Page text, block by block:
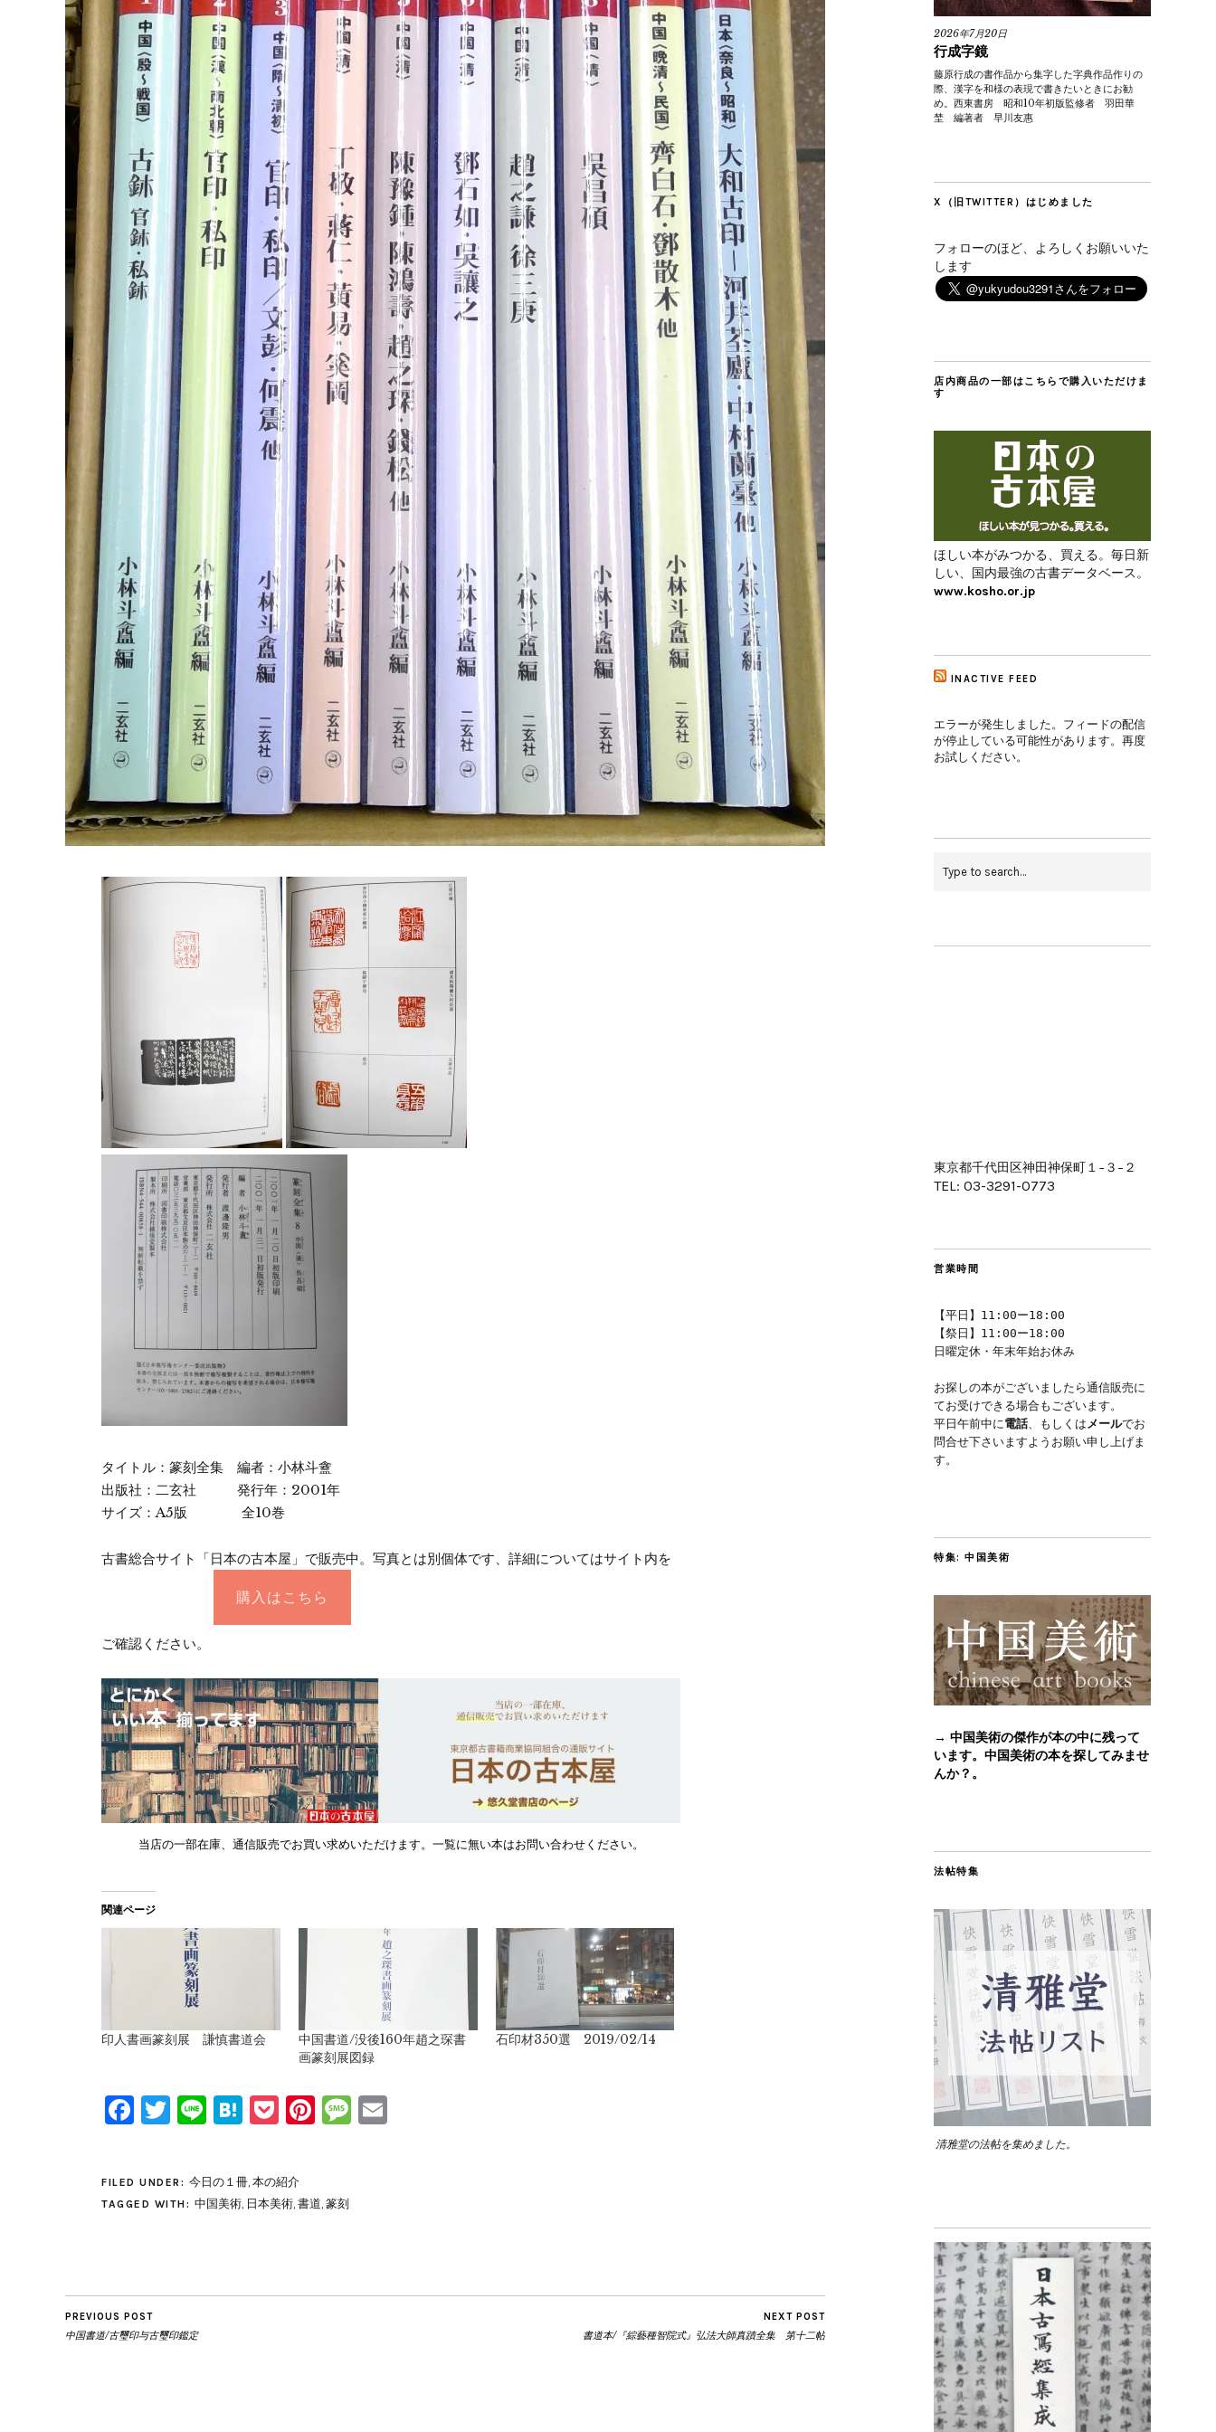
タイトル：篆刻全集 編者：小林斗盦
出版社：二玄社 発行年：2001年
サイズ：A5版 全10巻
古書総合サイト「日本の古本屋」で販売中。写真とは別個体です、詳細についてはサイト内を
ご確認ください。
購入はこちら
当店の一部在庫、通信販売でお買い求めいただけます。一覧に無い本はお問い合わせください。
関連ページ
印人書画篆刻展 謙慎書道会
中国書道/没後160年趙之琛書
画篆刻展図録
石印材350選 2019/02/14
Facebook
Twitter
LineHatena
Pocket
Pinterest
Message
FILED UNDER: 今日の１冊, 本の紹介
TAGGED WITH: 中国美術, 日本美術, 書道, 篆刻
PREVIOUS POST
中国書道/古璽印与古璽印鑑定
NEXT POST
書道本/『綜藝種智院式』弘法大師真蹟全集 第十二帖
2026年7月20日
行成字鏡
藤原行成の書作品から集字した字典作品作りの
際、漢字を和様の表現で書きたいときにお勧
め。西東書房 昭和10年初版監修者 羽田華
埜 編著者 早川友惠
X（旧TWITTER）はじめました
フォローのほど、よろしくお願いいた
します
店内商品の一部はこちらで購入いただけま
す
ほしい本がみつかる、買える。毎日新
しい、国内最強の古書データベース。
www.kosho.or.jp
INACTIVE FEED
エラーが発生しました。フィードの配信
が停止している可能性があります。再度
お試しください。
東京都千代田区神田神保町１−３−２
TEL: 03-3291-0773
営業時間
【平日】11:00ー18:00
【祭日】11:00ー18:00
日曜定休・年末年始お休み
お探しの本がございましたら通信販売に
てお受けできる場合もございます。
平日午前中に電話、もしくはメールでお
問合せ下さいますようお願い申し上げま
す。
特集: 中国美術
→ 中国美術の傑作が本の中に残って
います。中国美術の本を探してみませ
んか？。
法帖特集
清雅堂の法帖を集めました。